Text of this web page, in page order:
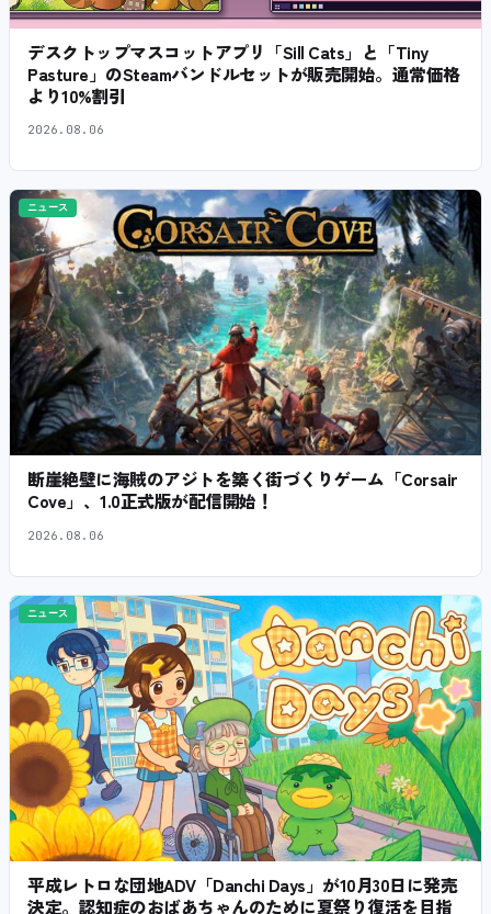
デスクトップマスコットアプリ「Sill Cats」と「Tiny
Pasture」のSteamバンドルセットが販売開始。通常価格
より10%割引
2026.08.06
ニュース
断崖絶壁に海賊のアジトを築く街づくりゲーム「Corsair
Cove」、1.0正式版が配信開始！
2026.08.06
ニュース
平成レトロな団地ADV「Danchi Days」が10月30日に発売
決定。認知症のおばあちゃんのために夏祭り復活を目指